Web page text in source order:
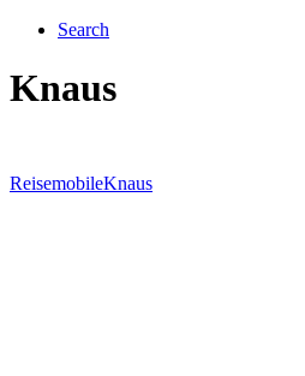
Search
Knaus
ReisemobileKnaus